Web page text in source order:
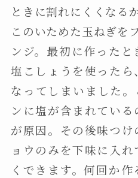
ときに割れにくくなる
このいためた玉ねぎを
ンジ。最初に作った
塩こしょうを使ったら
なってしまいました
ンに塩が含まれてい
が原因。その後味つ
ョウのみを下味に入
くできます。何回か